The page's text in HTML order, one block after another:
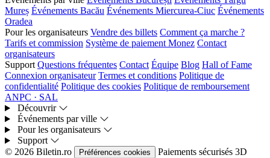
Mureș Événements Bacău Événements Miercurea-Ciuc Événements
Oradea
Pour les organisateurs Vendre des billets Comment ça marche ?
Tarifs et commission Système de paiement Monez Contact
organisateurs
Support Questions fréquentes Contact Équipe Blog Hall of Fame
Connexion organisateur Termes et conditions Politique de
confidentialité Politique des cookies Politique de remboursement
ANPC · SAL
Découvrir
Événements par ville
Pour les organisateurs
Support
© 2026 Biletin.ro
Préférences cookies Paiements sécurisés 3D